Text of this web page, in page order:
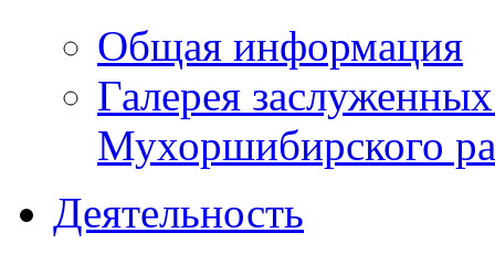
Общая информация
Галерея
Мухоршибирского
Деятельность